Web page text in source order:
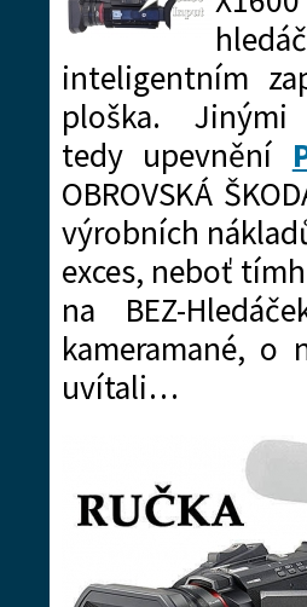
inteligentním
ploška.
tedy upevnění
OBROVSKÁ
výrobních
exces, neboť
na BEZ-
kameramané,
uvítali…